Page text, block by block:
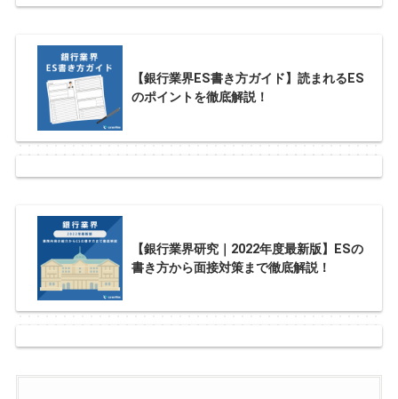
【銀行業界ES書き方ガイド】読まれるES
のポイントを徹底解説！
【銀行業界研究｜2022年度最新版】ESの
書き方から面接対策まで徹底解説！